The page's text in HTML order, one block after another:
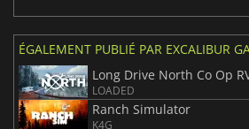
ÉGALEMENT PUBLIÉ PAR EXCALIBUR
Long Drive North Co Op
LOADED
Ranch Simulator
K4G